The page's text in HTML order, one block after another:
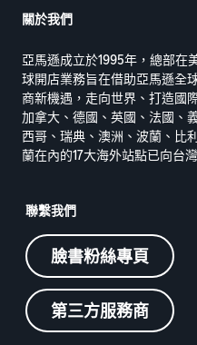
關於我們
亞馬遜成立於1995年，總部在
球開店業務旨在借助亞馬遜全
商新機遇，走向世界、打造國
加拿大、德國、英國、法國、
西哥、瑞典、澳洲、波蘭、比
蘭在內的17大海外站點已向台
聯繫我們
臉書粉絲專頁
第三方服務商